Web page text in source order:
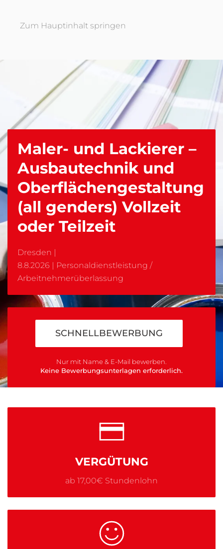
Zum Hauptinhalt springen
Maler- und Lackierer –
Ausbautechnik und
Oberflächengestaltung
(all genders) Vollzeit
oder Teilzeit
Dresden |
8.8.2026 | Personaldienstleistung /
Arbeitnehmerüberlassung
SCHNELLBEWERBUNG
Nur mit Name & E-Mail bewerben.
Keine Bewerbungsunterlagen erforderlich.
VERGÜTUNG
ab 17,00€ Stundenlohn